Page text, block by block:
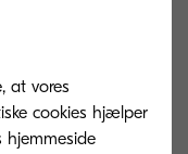
at vores
cookies hjælper
hjemmeside